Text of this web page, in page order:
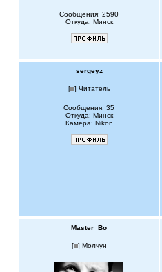
Сообщения: 2590
Откуда: Минск
sergeyz
[ ] Читатель
Сообщения: 35
Откуда: Минск
Камера: Nikon
Master_Bo
[ ] Молчун